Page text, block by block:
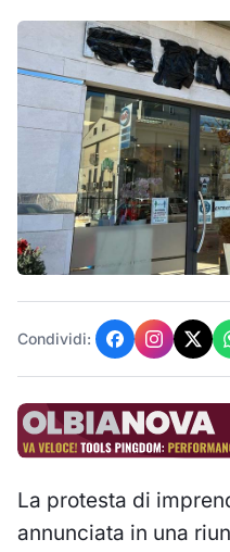
Condividi:
La protesta di
annunciata in una